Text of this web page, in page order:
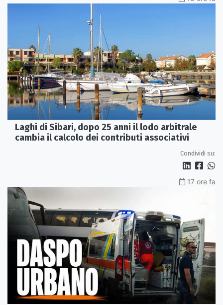
Laghi di Sibari, dopo 25 anni il lodo arbitrale
cambia il calcolo dei contributi associativi
Condividi su:
17 ore fa